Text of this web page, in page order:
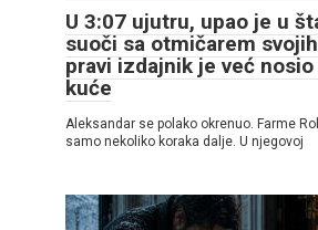
U 3:07 ujutru, upao je u
suoči sa otmičarem
pravi izdajnik je već
kuće
Aleksandar se polako okrenuo. Farme
samo nekoliko koraka dalje. U njegovoj